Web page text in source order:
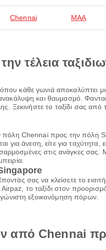
Chennai MAA
τέλεια
κάθε γωνιά αποκαλύπτει
ανακάλυψη και θαυμασμό.
Ξεκινήστε το ταξίδι σας
πόλη Chennai προς την πόλη
για άνεση, είτε για
στις ανάγκες σας.
σας να κλείσετε το
το ταξίδι στον
εξοικονόμηση πόρων.
από Chennai